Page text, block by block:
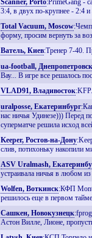
Scanner, Porto:PrimeGang -
3:4, в двух по-крупнее - 2:4
Total Vacuum, Moscow
форму, просим вернуть за
Ватель, Киев:Тренер 7-40.
ua-football, Днепропетровск
Вау... В игре все решалось
VLAD91, Владивосток
uralposse, Екатеринбург
нас ничья Удинезе))) Перед
суперматче решила исход
Keeper, Ростов-на-Дону
слив, потихоньку накопили
ASV Uralmash,
устраивала ничья в любом
Wolfen, Воткинск:КФП Mont
решилось еще в первом
Сашкен, Новокузнецк
Астон Вилле, Лионе,